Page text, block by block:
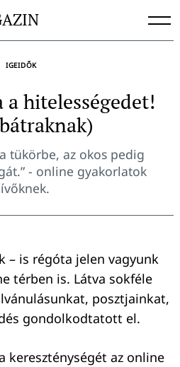
IGEIDŐK
a hitelességedet!
tükörbe, az okos pedig
- online gyakorlatok
– is régóta jelen vagyunk
térben is. Látva sokféle
posztjainkat,
gondolkodtatott el.
kereszténységét az online